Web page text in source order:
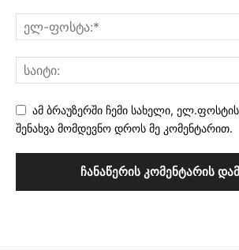
ამ ბრაუზერში ჩემი სახელი,
შენახვა მომდევნო დროს მე კომენტარით.